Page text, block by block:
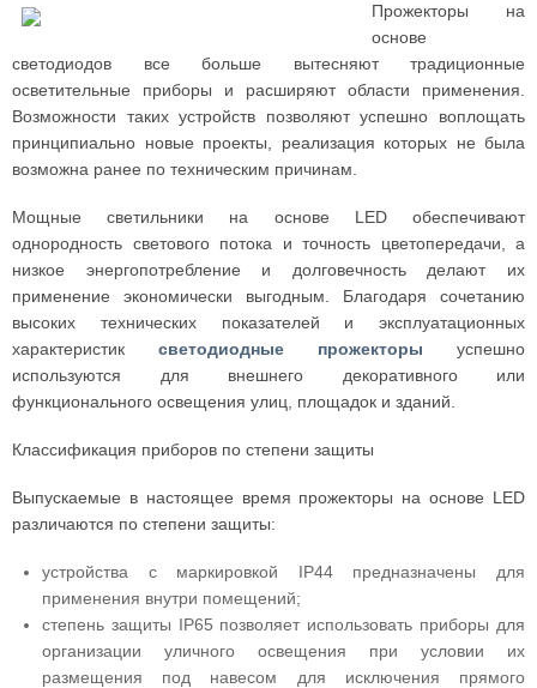
Прожекторы на
основе
светодиодов все больше вытесняют традиционные
осветительные приборы и расширяют области применения.
Возможности таких устройств позволяют успешно воплощать
принципиально новые проекты, реализация которых не была
возможна ранее по техническим причинам.
Мощные светильники на основе LED обеспечивают
однородность светового потока и точность цветопередачи, а
низкое энергопотребление и долговечность делают их
применение экономически выгодным. Благодаря сочетанию
высоких технических показателей и эксплуатационных
характеристик светодиодные прожекторы успешно
используются для внешнего декоративного или
функционального освещения улиц, площадок и зданий.
Классификация приборов по степени защиты
Выпускаемые в настоящее время прожекторы на основе LED
различаются по степени защиты:
устройства с маркировкой IP44 предназначены для
применения внутри помещений;
степень защиты IP65 позволяет использовать приборы для
организации уличного освещения при условии их
размещения под навесом для исключения прямого